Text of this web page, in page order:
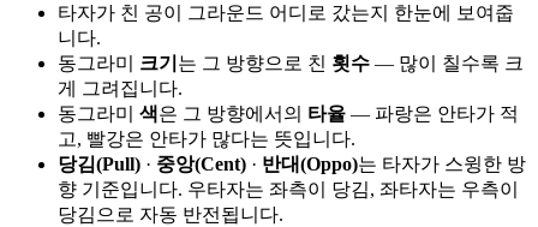
타자가 친 공이 그라운드 어디로 갔는지 한눈에 보여줍
니다.
동그라미 크기 는 그 방향으로 친 횟수 — 많이 칠수록 크
게 그려집니다.
동그라미 색은 그 방향에서의 타율 — 파랑은 안타가 적
고, 빨강은 안타가 많다는 뜻입니다.
당김(Pull) · 중앙(Cent) · 반대(Oppo)는 타자가 스윙한 방
향 기준입니다. 우타자는 좌측이 당김, 좌타자는 우측이
당김으로 자동 반전됩니다.